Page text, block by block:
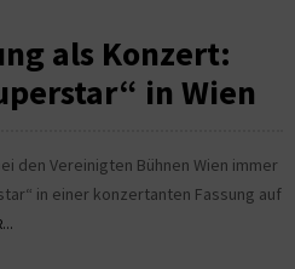
als Konzert:
in Wien
den Vereinigten Bühnen Wien immer
in einer konzertanten Fassung auf